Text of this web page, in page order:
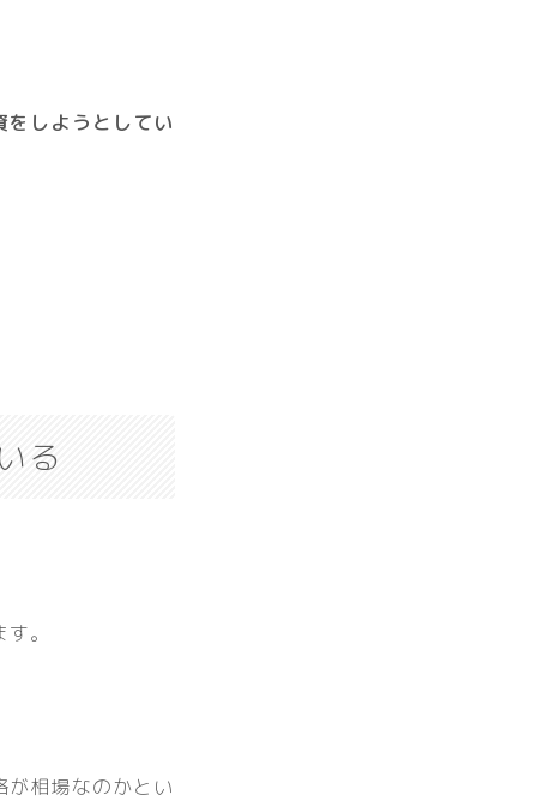
しようとしてい
る
。
相場なのかとい